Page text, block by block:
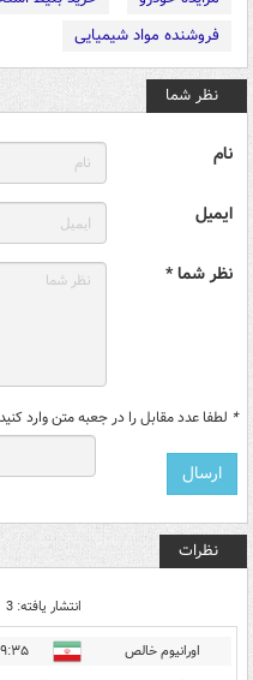
فروشنده مواد شیمیایی
نظر شما
نام
ایمیل
نظر شما *
* لطفا عدد مقابل را در جعبه متن وارد کنید
نظرات
انتشار یافته: 3
اورانیوم خالص ۱۹:۳۵ - ۱۴۰۵/